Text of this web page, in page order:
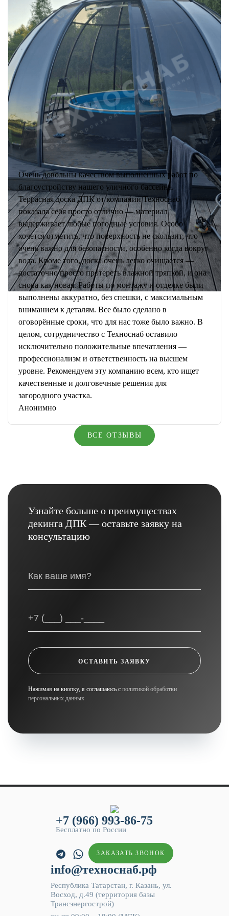
Очень довольны качеством выполненных работ по
благоустройству нашего уличного бассейна.
Террасная доска ДПК от компании Техноснаб
показала себя просто отлично — материал
выдерживает любые погодные условия. Особо
хочется отметить, что поверхность не скользит, что
очень важно для безопасности, особенно когда вокруг
вода. Кроме того, доска очень легко очищается —
достаточно просто протереть влажной тряпкой, и она
снова как новая. Работы по монтажу и отделке были
выполнены аккуратно, без спешки, с максимальным
вниманием к деталям. Все было сделано в
оговорённые сроки, что для нас тоже было важно. В
целом, сотрудничество с Техноснаб оставило
исключительно положительные впечатления —
профессионализм и ответственность на высшем
уровне. Рекомендуем эту компанию всем, кто ищет
качественные и долговечные решения для
загородного участка.
Анонимно
ВСЕ ОТЗЫВЫ
Узнайте больше о преимуществах
декинга ДПК — оставьте заявку на
консультацию
ОСТАВИТЬ ЗАЯВКУ
Нажимая на кнопку, я соглашаюсь с политикой обработки
персональных данных
+7 (966) 993-86-75
Бесплатно по России
ЗАКАЗАТЬ ЗВОНОК
info@техноснаб.рф
Республика Татарстан, г. Казань, ул.
Восход, д.49 (территория базы
Трансэнергострой)